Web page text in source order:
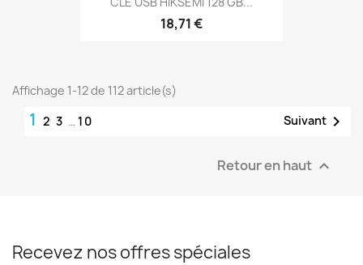
18,71 €
Affichage 1-12 de 112 article(s)
1 2 3 … 10 Suivant 
Retour en haut 
Recevez nos offres spéciales